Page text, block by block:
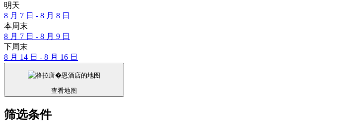
明天
8 月 7 日 - 8 月 8 日
本周末
8 月 7 日 - 8 月 9 日
下周末
8 月 14 日 - 8 月 16 日
查看地图
筛选条件